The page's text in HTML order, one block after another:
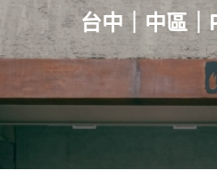
台中｜中區｜